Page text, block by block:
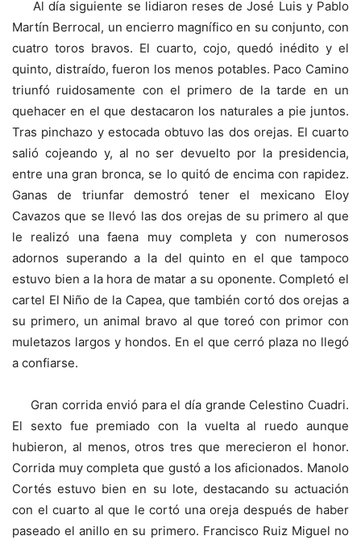
Al día siguiente se lidiaron reses de José Luis y Pablo
Martín Berrocal, un encierro magnífico en su conjunto, con
cuatro toros bravos. El cuarto, cojo, quedó inédito y el
quinto, distraído, fueron los menos potables. Paco Camino
triunfó ruidosamente con el primero de la tarde en un
quehacer en el que destacaron los naturales a pie juntos.
Tras pinchazo y estocada obtuvo las dos orejas. El cuarto
salió cojeando y, al no ser devuelto por la presidencia,
entre una gran bronca, se lo quitó de encima con rapidez.
Ganas de triunfar demostró tener el mexicano Eloy
Cavazos que se llevó las dos orejas de su primero al que
le realizó una faena muy completa y con numerosos
adornos superando a la del quinto en el que tampoco
estuvo bien a la hora de matar a su oponente. Completó el
cartel El Niño de la Capea, que también cortó dos orejas a
su primero, un animal bravo al que toreó con primor con
muletazos largos y hondos. En el que cerró plaza no llegó
a confiarse.
Gran corrida envió para el día grande Celestino Cuadri.
El sexto fue premiado con la vuelta al ruedo aunque
hubieron, al menos, otros tres que merecieron el honor.
Corrida muy completa que gustó a los aficionados. Manolo
Cortés estuvo bien en su lote, destacando su actuación
con el cuarto al que le cortó una oreja después de haber
paseado el anillo en su primero. Francisco Ruiz Miguel no